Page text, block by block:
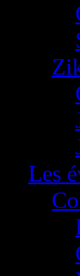
Les